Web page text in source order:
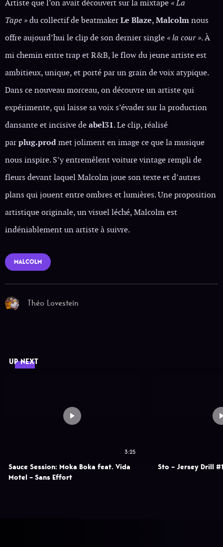
Artiste que l’on avait découvert sur la mixtape « La
Tape »du collectif de beatmakerLe Blaze,Malcolmnous
offre aujourd’hui le clip de son dernier single « la cour ». À
mi chemin entre trap et R&B, le flow du jeune artiste est
ambitieux, unique, et porté par un grain de voix atypique.
Dans ce nouveau morceau, on découvre un artiste qui
expérimente, qui laisse sa voix s’évader sur la production
dansante et incisive deabel31. Le clip, réalisé
parplug.prodmet joliment en image ce que la musique
nous inspire. S’y entremêlent voiture vintage rempli de
fleurs devant laquel Malcolm joue son texte et d’autres
plans qui jouent entre ombres et lumières. Une proposition
artistique originale, un visuel léché, Malcolm est
indéniablement un artiste à suivre.
MALCOLM
Théo Lovestein
UP NEXT
3:25
Sauce Session: Moka Boka feat. Vida
Motel – Sans Effort
Sto – Jersey Drill